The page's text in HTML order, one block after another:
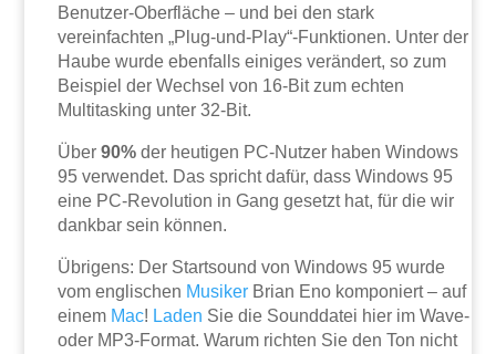
Benutzer-Oberfläche – und bei den stark
vereinfachten „Plug-und-Play“-Funktionen. Unter der
Haube wurde ebenfalls einiges verändert, so zum
Beispiel der Wechsel von 16-Bit zum echten
Multitasking unter 32-Bit.
Über90% der heutigen PC-Nutzer haben Windows
95 verwendet. Das spricht dafür, dass Windows 95
eine PC-Revolution in Gang gesetzt hat, für die wir
dankbar sein können.
Übrigens: Der Startsound von Windows 95 wurde
vom englischen Musiker Brian Eno komponiert – auf
einem Mac! Laden Sie die Sounddatei hier im Wave-
oder MP3-Format. Warum richten Sie den Ton nicht